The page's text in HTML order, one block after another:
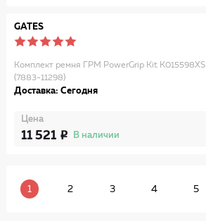
GATES
Комплект ремня ГРМ PowerGrip Kit K015598XS
(7883-11298)
Доставка: Сегодня
Цена
11 521 В наличии
1 2 3 4 5